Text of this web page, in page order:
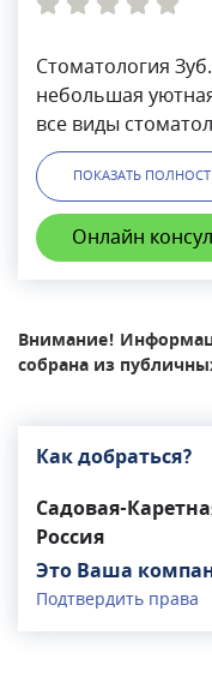
Стоматология
небольшая
все виды
зубов и
лечения и
опытные врачи,
квалификацию.
ПОКАЗАТЬ
Онлайн
Внимание!
собрана из
Как добраться?
Садовая-
Россия
Это Ваша
Подтвердить права